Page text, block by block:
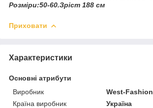
Розміри:50-60.Зріст 188 см
Приховати
Характеристики
Основні атрибути
Виробник
West-Fashion
Країна виробник
Україна